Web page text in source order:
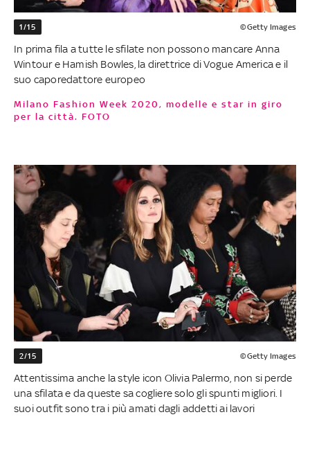
1/15 ©Getty Images
In prima fila a tutte le sfilate non possono mancare Anna
Wintour e Hamish Bowles, la direttrice di Vogue America e il
suo caporedattore europeo
Milano Fashion Week 2020, modelle e star in giro
per la città. FOTO
2/15 ©Getty Images
Attentissima anche la style icon Olivia Palermo, non si perde
una sfilata e da queste sa cogliere solo gli spunti migliori. I
suoi outfit sono tra i più amati dagli addetti ai lavori